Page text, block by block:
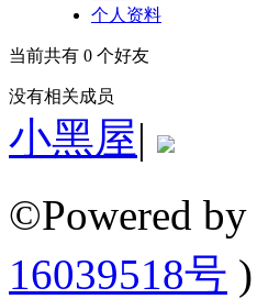
个人资料
当前共有 0 个好友
没有相关成员
小黑屋|
©Powered by
16039518号 )